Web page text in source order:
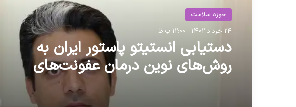
حوزه سلامت
24 خرداد 1402 - 12:00 ب.ظ
دستیابی انستیتو پاستور ایران به
روش‌های نوین درمان عفونت‌های